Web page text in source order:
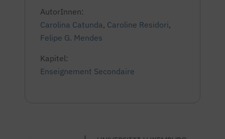
AutorInnen:
Carolina Catunda, Caroline Residori,
Felipe G. Mendes
Kapitel:
Enseignement Secondaire